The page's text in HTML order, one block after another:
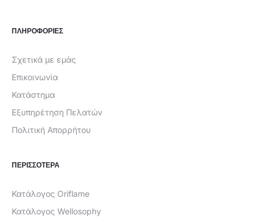
ΠΛΗΡΟΦΟΡΙΕΣ
Σχετικά με εμάς
Επικοινωνία
Κατάστημα
Εξυπηρέτηση Πελατών
Πολιτική Απορρήτου
ΠΕΡΙΣΣΟΤΕΡΑ
Κατάλογος Oriflame
Κατάλογος Wellosophy